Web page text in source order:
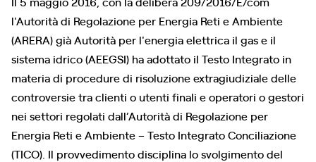
l'Autorità di Regolazione per Energia Reti e Ambiente
(ARERA) già Autorità per l'energia elettrica il gas e il
sistema idrico (AEEGSI) ha adottato il Testo Integrato in
materia di procedure di risoluzione extragiudiziale delle
controversie tra clienti o utenti finali e operatori o gestori
nei settori regolati dall’Autorità di Regolazione per
Energia Reti e Ambiente – Testo Integrato Conciliazione
(TICO). Il provvedimento disciplina lo svolgimento del